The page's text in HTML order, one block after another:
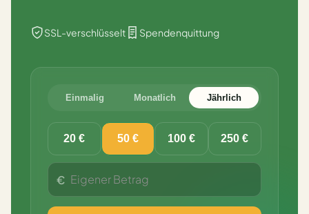
SSL-verschlüsselt Spendenquittung
Einmalig Monatlich Jährlich
20 € 50 € 100 € 250 €
€